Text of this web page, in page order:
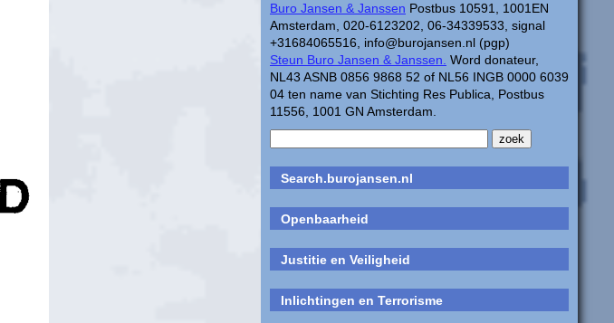
Buro Jansen & Janssen Postbus 10591, 1001EN
Amsterdam, 020-6123202, 06-34339533, signal
+31684065516, info@burojansen.nl (pgp)
Steun Buro Jansen & Janssen. Word donateur,
NL43 ASNB 0856 9868 52 of NL56 INGB 0000 6039
04 ten name van Stichting Res Publica, Postbus
11556, 1001 GN Amsterdam.
Search.burojansen.nl
Openbaarheid
Justitie en Veiligheid
Inlichtingen en Terrorisme